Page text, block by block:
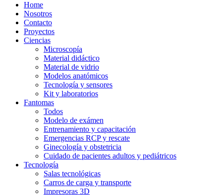
Home
Nosotros
Contacto
Proyectos
Ciencias
Microscopía
Material didáctico
Material de vidrio
Modelos anatómicos
Tecnología y sensores
Kit y laboratorios
Fantomas
Todos
Modelo de exámen
Entrenamiento y capacitación
Emergencias RCP y rescate
Ginecología y obstetricia
Cuidado de pacientes adultos y pediátricos
Tecnología
Salas tecnológicas
Carros de carga y transporte
Impresoras 3D